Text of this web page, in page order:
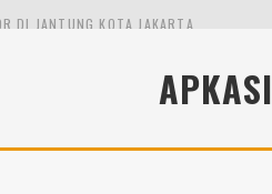
APKASI